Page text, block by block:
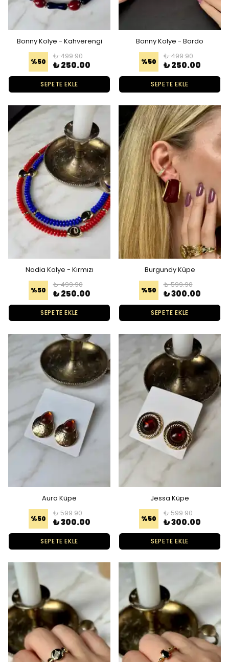
Bonny Kolye - Kahverengi
%50
₺ 499.90
₺ 250.00
SEPETE EKLE
Bonny Kolye - Bordo
%50
₺ 499.90
₺ 250.00
SEPETE EKLE
Nadia Kolye - Kırmızı
%50
₺ 499.90
₺ 250.00
SEPETE EKLE
Burgundy Küpe
%50
₺ 599.90
₺ 300.00
SEPETE EKLE
Aura Küpe
%50
₺ 599.90
₺ 300.00
SEPETE EKLE
Jessa Küpe
%50
₺ 599.90
₺ 300.00
SEPETE EKLE